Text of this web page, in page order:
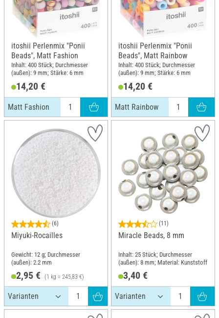
itoshii Perlenmix "Ponii
Beads", Matt Fashion
Inhalt: 400 Stück; Durchmesser
(außen): 9 mm; Stärke: 6 mm
14,20 €
Matt Fashion
itoshii Perlenmix "Ponii
Beads", Matt Rainbow
Inhalt: 400 Stück; Durchmesser
(außen): 9 mm; Stärke: 6 mm
14,20 €
Matt Rainbow
(6)
Miyuki-Rocailles
Gewicht: 12 g; Durchmesser
(außen): 2.2 mm
2,95 € (1 kg = 245,83 €)
(11)
Miracle Beads, 8 mm
Inhalt: 25 Stück; Durchmesser
(außen): 8 mm; Material: Kunststoff
3,40 €